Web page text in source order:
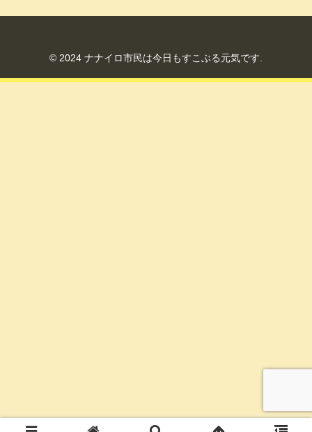
© 2024 ナナイロ市民は今日もすこぶる元気です.